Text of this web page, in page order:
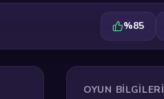
%85
OYUN BILGILERI